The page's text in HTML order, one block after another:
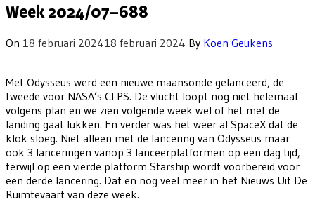
Week 2024/07–688
On 18 februari 202418 februari 2024 By Koen Geukens
Met Odysseus werd een nieuwe maansonde gelanceerd, de
tweede voor NASA’s CLPS. De vlucht loopt nog niet helemaal
volgens plan en we zien volgende week wel of het met de
landing gaat lukken. En verder was het weer al SpaceX dat de
klok sloeg. Niet alleen met de lancering van Odysseus maar
ook 3 lanceringen vanop 3 lanceerplatformen op een dag tijd,
terwijl op een vierde platform Starship wordt voorbereid voor
een derde lancering. Dat en nog veel meer in het Nieuws Uit De
Ruimtevaart van deze week.